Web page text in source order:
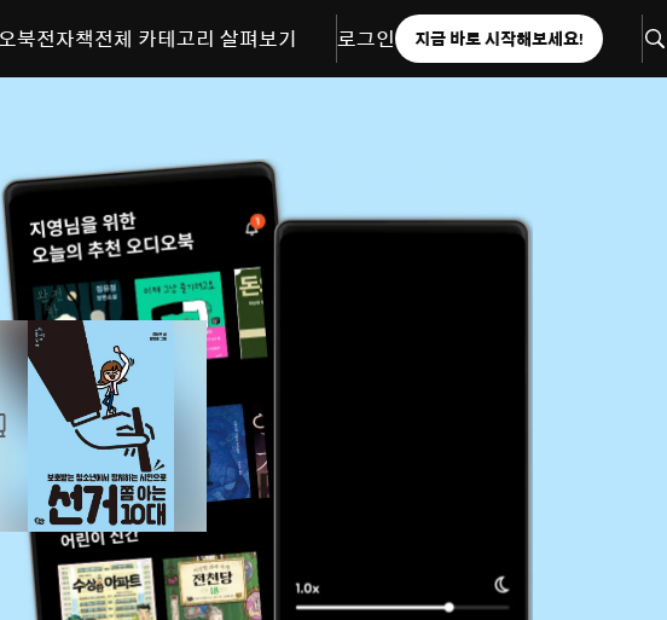
북전자책전체 카테고리 살펴보기 로그인 지금 바로 시작해보세요!